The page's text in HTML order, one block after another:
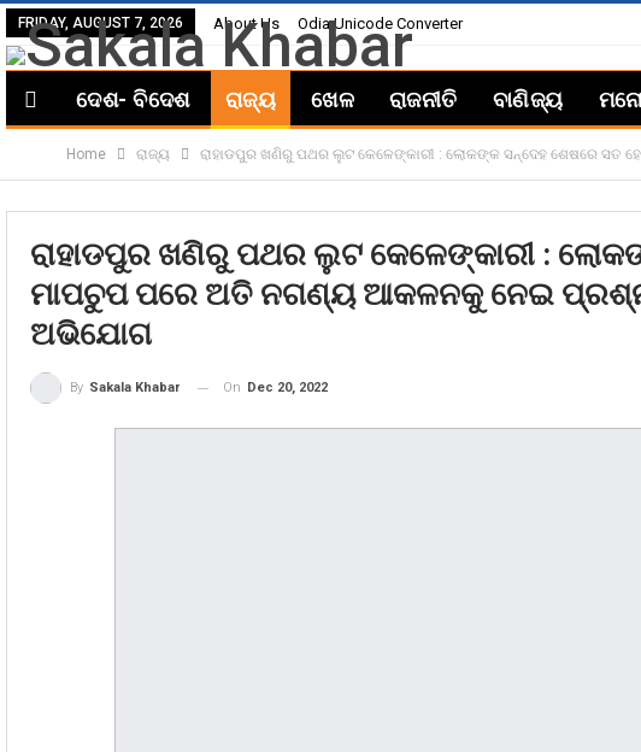
FRIDAY, AUGUST 7, 2026 About Us Odia Unicode Converter
ଦେଶ- ବିଦେଶ ରାଜ୍ୟ ଖେଳ ରାଜନୀତି ବାଣିଜ୍ୟ
Home ରାଜ୍ୟ ରାହାଡପୁର ଖଣିରୁ ପଥର ଲୁଟ କେଳେଙ୍କାରୀ : ଲୋକଙ୍କ ସନ୍ଦେହ ଶେଷରେ
ରାହାଡପୁର ଖଣିରୁ ପଥର ଲୁଟ କେଳେଙ୍କାରୀ :
ମାପଚୁପ ପରେ ଅତି ନଗଣ୍ୟ ଆକଳନକୁ ନେଇ
ଅଭିଯୋଗ
By Sakala Khabar On Dec 20, 2022